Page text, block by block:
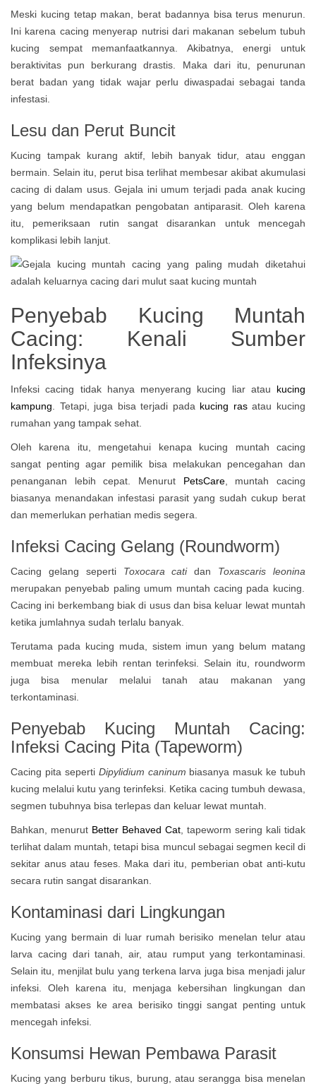
Meski kucing tetap makan, berat badannya bisa terus menurun.
Ini karena cacing menyerap nutrisi dari makanan sebelum tubuh
kucing sempat memanfaatkannya. Akibatnya, energi untuk
beraktivitas pun berkurang drastis. Maka dari itu, penurunan
berat badan yang tidak wajar perlu diwaspadai sebagai tanda
infestasi.
Lesu dan Perut Buncit
Kucing tampak kurang aktif, lebih banyak tidur, atau enggan
bermain. Selain itu, perut bisa terlihat membesar akibat akumulasi
cacing di dalam usus. Gejala ini umum terjadi pada anak kucing
yang belum mendapatkan pengobatan antiparasit. Oleh karena
itu, pemeriksaan rutin sangat disarankan untuk mencegah
komplikasi lebih lanjut.
Penyebab Kucing Muntah
Cacing: Kenali Sumber
Infeksinya
Infeksi cacing tidak hanya menyerang kucing liar atau kucing
kampung . Tetapi, juga bisa terjadi pada kucing rasatau kucing
rumahan yang tampak sehat.
Oleh karena itu, mengetahui kenapa kucing muntah cacing
sangat penting agar pemilik bisa melakukan pencegahan dan
penanganan lebih cepat. Menurut
PetsCare, muntah cacing
biasanya menandakan infestasi parasit yang sudah cukup berat
dan memerlukan perhatian medis segera.
Infeksi Cacing Gelang (Roundworm)
Cacing gelang seperti Toxocara catidan Toxascaris leonina
merupakan penyebab paling umum muntah cacing pada kucing.
Cacing ini berkembang biak di usus dan bisa keluar lewat muntah
ketika jumlahnya sudah terlalu banyak.
Terutama pada kucing muda, sistem imun yang belum matang
membuat mereka lebih rentan terinfeksi. Selain itu, roundworm
juga bisa menular melalui tanah atau makanan yang
terkontaminasi.
Penyebab Kucing Muntah Cacing:
Infeksi Cacing Pita (Tapeworm)
Cacing pita seperti Dipylidium caninum biasanya masuk ke tubuh
kucing melalui kutu yang terinfeksi. Ketika cacing tumbuh dewasa,
segmen tubuhnya bisa terlepas dan keluar lewat muntah.
Bahkan, menurut Better Behaved Cat , tapeworm sering kali tidak
terlihat dalam muntah, tetapi bisa muncul sebagai segmen kecil di
sekitar anus atau feses. Maka dari itu, pemberian obat anti-kutu
secara rutin sangat disarankan.
Kontaminasi dari Lingkungan
Kucing yang bermain di luar rumah berisiko menelan telur atau
larva cacing dari tanah, air, atau rumput yang terkontaminasi.
Selain itu, menjilat bulu yang terkena larva juga bisa menjadi jalur
infeksi. Oleh karena itu, menjaga kebersihan lingkungan dan
membatasi akses ke area berisiko tinggi sangat penting untuk
mencegah infeksi.
Konsumsi Hewan Pembawa Parasit
Kucing yang berburu tikus, burung, atau serangga bisa menelan